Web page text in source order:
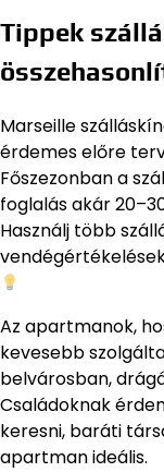
Tippek
Marseille
érdemes előre
Főszezonban a
foglalás akár
Használj több
Az apartmanok,
kevesebb
belvárosban,
Családoknak
keresni, baráti
apartman ideális.